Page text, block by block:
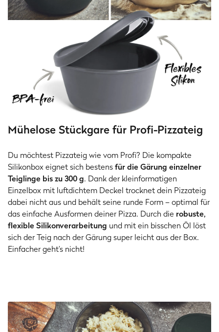
Mühelose Stückgare für Profi-Pizzateig
Du möchtest Pizzateig wie vom Profi? Die kompakte
Silikonbox eignet sich bestensfür die Gärung einzelner
Teiglinge bis zu 300 g. Dank der kleinformatigen
Einzelbox mit luftdichtem Deckel trocknet dein Pizzateig
dabei nicht aus und behält seine runde Form – optimal für
das einfache Ausformen deiner Pizza. Durch die robuste,
flexible Silikonverarbeitung und mit ein bisschen Öl löst
sich der Teig nach der Gärung super leicht aus der Box.
Einfacher geht’s nicht!